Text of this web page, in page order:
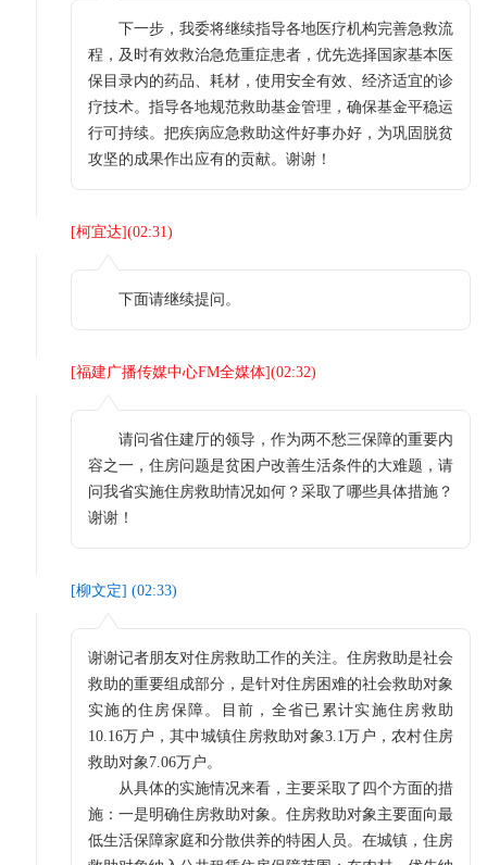
下一步，我委将继续指导各地医疗机构完善急救流
程，及时有效救治急危重症患者，优先选择国家基本医
保目录内的药品、耗材，使用安全有效、经济适宜的诊
疗技术。指导各地规范救助基金管理，确保基金平稳运
行可持续。把疾病应急救助这件好事办好，为巩固脱贫
攻坚的成果作出应有的贡献。谢谢！
[柯宜达](02:31)
下面请继续提问。
[福建广播传媒中心FM全媒体](02:32)
请问省住建厅的领导，作为两不愁三保障的重要内
容之一，住房问题是贫困户改善生活条件的大难题，请
问我省实施住房救助情况如何？采取了哪些具体措施？
谢谢！
[柳文定] (02:33)
谢谢记者朋友对住房救助工作的关注。住房救助是社会
救助的重要组成部分，是针对住房困难的社会救助对象
实施的住房保障。目前，全省已累计实施住房救助
10.16万户，其中城镇住房救助对象3.1万户，农村住房
救助对象7.06万户。
从具体的实施情况来看，主要采取了四个方面的措
施：一是明确住房救助对象。住房救助对象主要面向最
低生活保障家庭和分散供养的特困人员。在城镇，住房